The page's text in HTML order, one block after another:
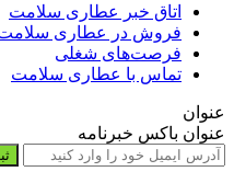
اتاق خبر عطاری سلامت
فروش در عطاری
فرصت‌های شغلی
تماس با عطاری سلامت
عنوان
عنوان باکس خبرنامه